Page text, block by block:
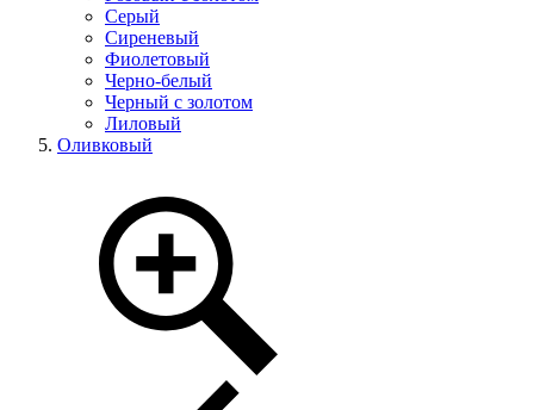
Серый
Сиреневый
Фиолетовый
Черно-белый
Черный с золотом
Лиловый
Оливковый